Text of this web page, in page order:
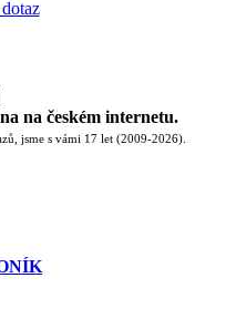
na českém internetu.
jsme s vámi 17 let (2009-2026).